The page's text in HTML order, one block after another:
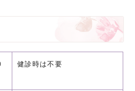
健診時は不要